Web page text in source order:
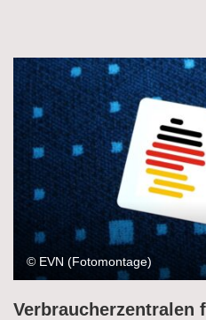
© EVN (Fotomontage)
Verbraucherzentralen